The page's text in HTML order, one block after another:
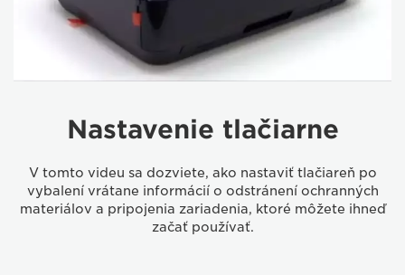
Nastavenie tlačiarne
V tomto videu sa dozviete, ako nastaviť tlačiareň po
vybalení vrátane informácií o odstránení ochranných
materiálov a pripojenia zariadenia, ktoré môžete ihneď
začať používať.